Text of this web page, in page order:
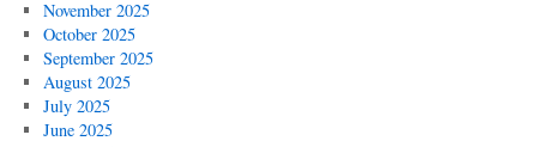
November 2025
October 2025
September 2025
August 2025
July 2025
June 2025